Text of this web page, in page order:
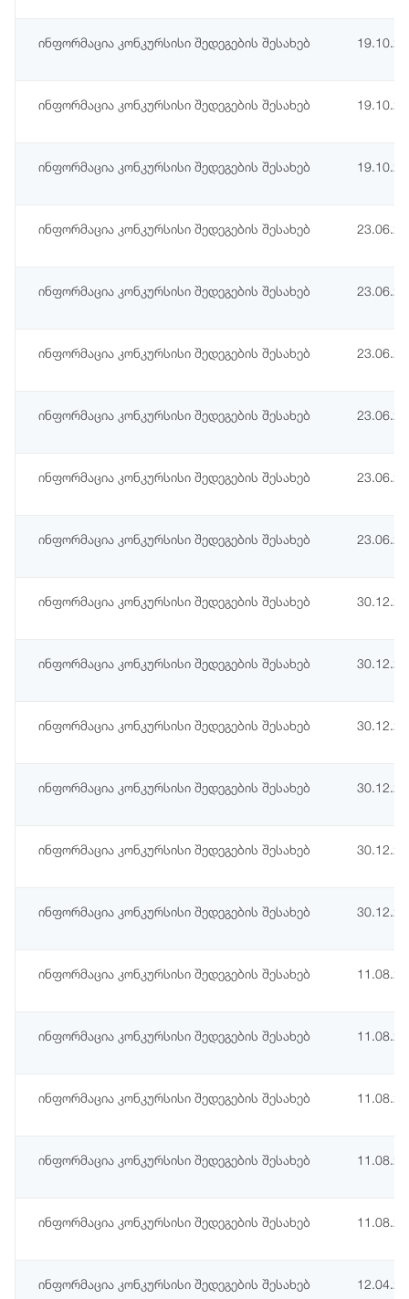
ინფორმაცია კონკურსისი შედეგების შესახებ
ინფორმაცია კონკურსისი შედეგების შესახებ
ინფორმაცია კონკურსისი შედეგების შესახებ
ინფორმაცია კონკურსისი შედეგების შესახებ
ინფორმაცია კონკურსისი შედეგების შესახებ
ინფორმაცია კონკურსისი შედეგების შესახებ
ინფორმაცია კონკურსისი შედეგების შესახებ
ინფორმაცია კონკურსისი შედეგების შესახებ
ინფორმაცია კონკურსისი შედეგების შესახებ
ინფორმაცია კონკურსისი შედეგების შესახებ
ინფორმაცია კონკურსისი შედეგების შესახებ
ინფორმაცია კონკურსისი შედეგების შესახებ
ინფორმაცია კონკურსისი შედეგების შესახებ
ინფორმაცია კონკურსისი შედეგების შესახებ
ინფორმაცია კონკურსისი შედეგების შესახებ
ინფორმაცია კონკურსისი შედეგების შესახებ
ინფორმაცია კონკურსისი შედეგების შესახებ
ინფორმაცია კონკურსისი შედეგების შესახებ
ინფორმაცია კონკურსისი შედეგების შესახებ
ინფორმაცია კონკურსისი შედეგების შესახებ
ინფორმაცია კონკურსისი შედეგების შესახებ